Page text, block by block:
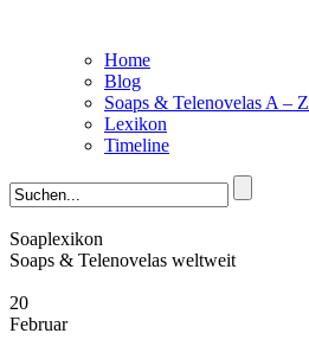
Home
Blog
Soaps & Telenovelas A – Z
Lexikon
Timeline
Soaplexikon
Soaps & Telenovelas weltweit
20
Februar